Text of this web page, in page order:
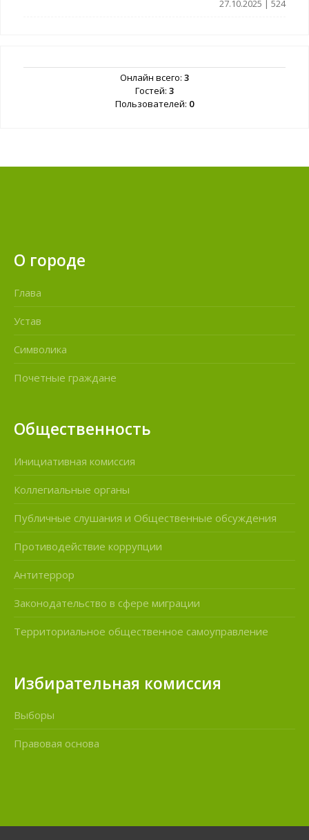
27.10.2025 | 524
Онлайн всего: 3
Гостей: 3
Пользователей: 0
О городе
Глава
Устав
Символика
Почетные граждане
Общественность
Инициативная комиссия
Коллегиальные органы
Публичные слушания и Общественные обсуждения
Противодействие коррупции
Антитеррор
Законодательство в сфере миграции
Территориальное общественное самоуправление
Избирательная комиссия
Выборы
Правовая основа